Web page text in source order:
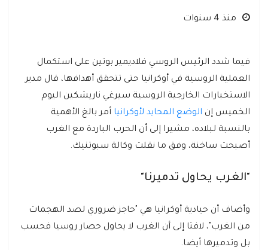
منذ 4 سنوات
فيما شدد الرئيس الروسي فلاديمير بوتين على استكمال
العملية الروسية في أوكرانيا حتى تتحقق أهدافها، قال مدير
الاستخبارات الخارجية الروسية سيرغي ناريشكين اليوم
الخميس إن الوضع المحايد لأوكرانيا أمر بالغ الأهمية
بالنسبة لبلاده، مشيرا إلى أن الحرب الباردة مع الغرب
أصبحت ساخنة، وفق ما نقلت وكالة سبوتنيك.
"الغرب يحاول تدميرنا"
وأضاف أن حيادية أوكرانيا هي "حاجز ضروري لصد الهجمات
من الغرب"، لافتا إلى أن الغرب لا يحاول حصار روسيا فحسب
بل وتدميرها أيضا.